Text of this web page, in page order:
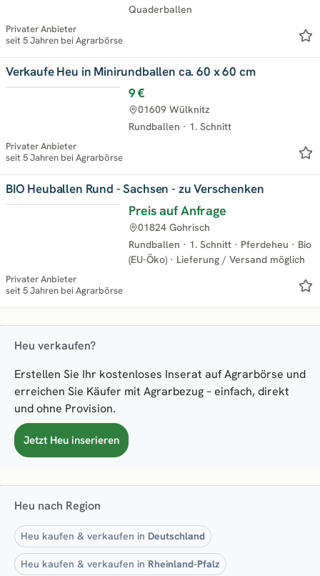
Quaderballen
Privater Anbieter
seit 5 Jahren bei Agrarbörse
Verkaufe Heu in Minirundballen ca. 60 x 60 cm
9 €
Rundballen · 1. Schnitt
01609 Wülknitz
Privater Anbieter
seit 5 Jahren bei Agrarbörse
BIO Heuballen Rund - Sachsen - zu Verschenken
Preis auf Anfrage
Rundballen · 1. Schnitt · Pferdeheu · Bio
(EU-Öko) · Lieferung / Versand möglich
01824 Gohrisch
Privater Anbieter
seit 5 Jahren bei Agrarbörse
Heu verkaufen?
Erstellen Sie Ihr kostenloses Inserat auf Agrarbörse und
erreichen Sie Käufer mit Agrarbezug – einfach, direkt
und ohne Provision.
Jetzt Heu inserieren
Heu nach Region
Heu kaufen & verkaufen in Deutschland
Heu kaufen & verkaufen in Rheinland-Pfalz